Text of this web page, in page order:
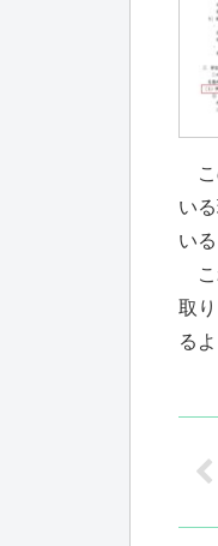
こ
い
い
こ
取
る